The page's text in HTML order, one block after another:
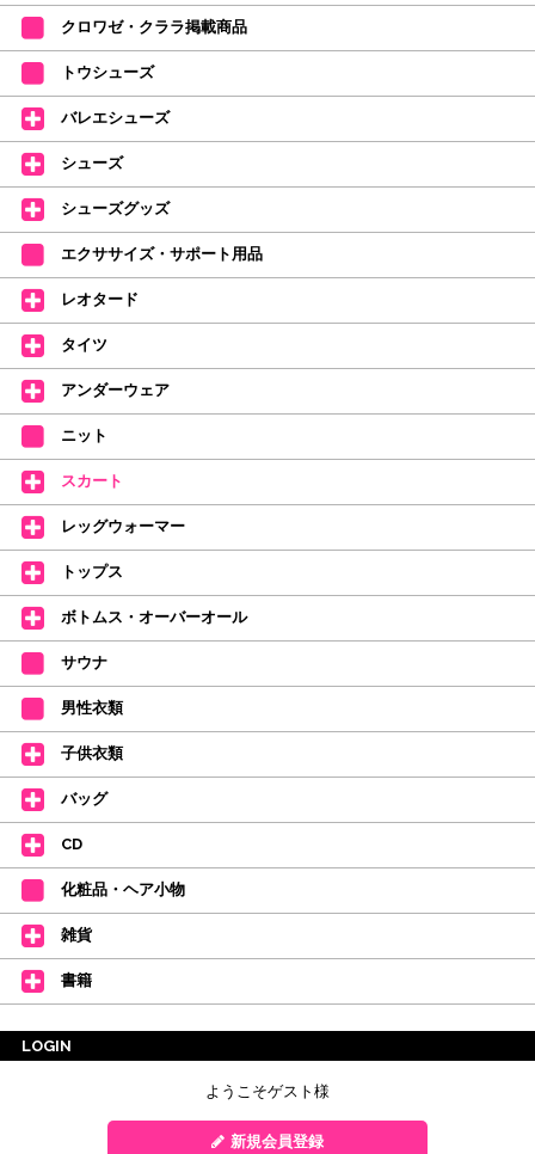
カード決済をされたお客様は決済金額の変更をさせていただきます。
【ミルバ×たけいみき】オリジナルタオルが新登場!
レッスンのお供にはもちろん、毎日の持ち歩きやギフトにもぴったりのミル
バオリジナルタオルです。
たけいみきさんが描く「夢かわいい」バレエイラストが、そのままタオルに
なりました。
デラロミラノ2026コレクションの販売を開始しました☆
↑ご購入頂いたお客様に、デラロミラノのロゴ入りボールペンをプレゼント
中。
(お一人様1本限りになります)
価格改定のお知らせ
2026年4月1日よりシューズ全般、衣類など商品を値上げしました。
何卒ご理解いただけますようお願い申し上げます
【シューズのフィッティングについて】
全店、ご予約不要です(18:30まで)。タイツ・ソックス・トウパッドを
持参してください。
皆さまのダンスライフをサポートできるようなさまざまな商品をご紹介して
おります。
【新商品はこちらから】 ←ここをクリック♪
クロワゼ・クララ掲載商品
トウシューズ
バレエシューズ
シューズ
シューズグッズ
エクササイズ・サポート用品
レオタード
タイツ
アンダーウェア
ニット
スカート
レッグウォーマー
トップス
ボトムス・オーバーオール
サウナ
男性衣類
子供衣類
バッグ
CD
化粧品・ヘア小物
雑貨
書籍
LOGIN
ようこそゲスト様
新規会員登録